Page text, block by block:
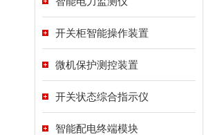
开关柜智能操作装置
微机保护测控装置
开关状态综合指示仪
智能配电终端模块